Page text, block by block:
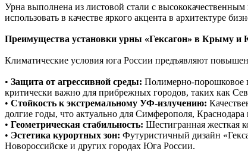
Урна выполнена из листовой стали с
использовать в качестве яркого акцента в архитектуре
Преимущества установки урны «Гексагон» в Крыму и
Климатические условия юга России предъявляют
• Защита от агрессивной среды: Полимерно-порошковое
критически важно для прибрежных городов, таких как
• Стойкость к экстремальному УФ-излучению:
долгие годы, что актуально для Симферополя, Краснодара
• Геометрическая стабильность: Шестигранная жесткая
• Эстетика курортных зон: Футуристичный дизайн
Новороссийске и других городах Юга России.